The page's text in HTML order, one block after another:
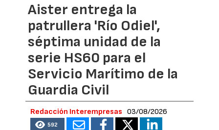
Aister entrega la
patrullera 'Río Odiel',
séptima unidad de la
serie HS60 para el
Servicio Marítimo de la
Guardia Civil
Redacción Interempresas 03/08/2026
592